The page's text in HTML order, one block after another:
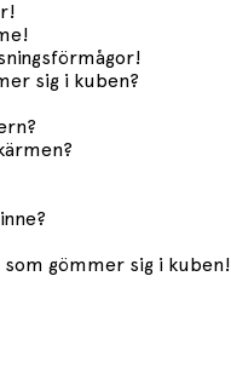
sig i kuben?
som gömmer sig i kuben!